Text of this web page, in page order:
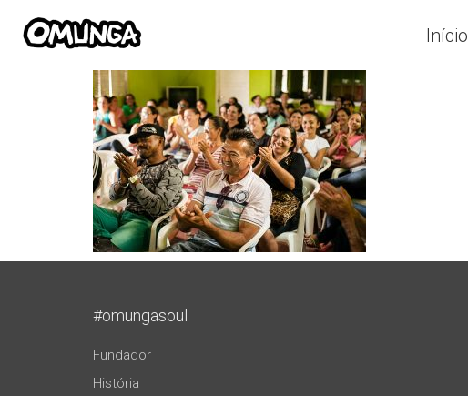
Início
#omungasoul
Fundador
História